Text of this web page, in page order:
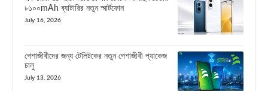
৮১০০mAh ব্যাটারির নতুন স্মার্টফোন
July 16, 2026
পেশাজীবীদের জন্য টেলিটকের নতুন পেশাজীবী প্যাকেজ
চালু
July 13, 2026